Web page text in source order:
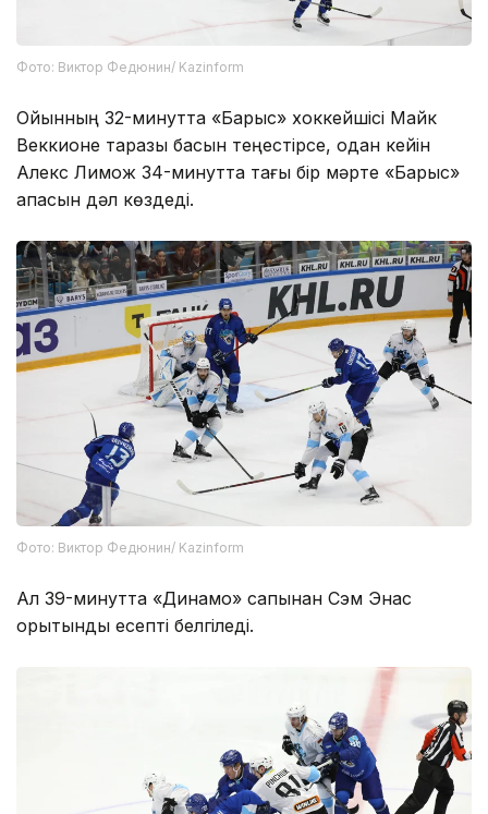
Фото: Виктор Федюнин/ Kazinform
Ойынның 32-минутта «Барыс» хоккейшісі Майк
Веккионе таразы басын теңестірсе, одан кейін
Алекс Лимож 34-минутта тағы бір мәрте «Барыс»
қақпасын дәл көздеді.
Фото: Виктор Федюнин/ Kazinform
Ал 39-минутта «Динамо» сапынан Сэм Энас
қорытынды есепті белгіледі.